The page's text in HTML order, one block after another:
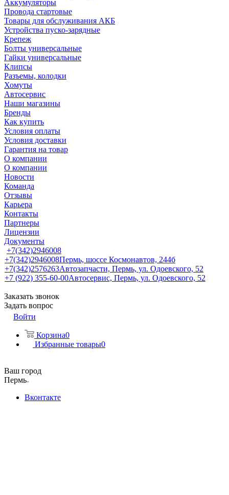
Аккумуляторы
Провода стартовые
Товары для обслуживания АКБ
Устройства пуско-зарядные
Крепеж
Болты универсальные
Гайки универсальные
Клипсы
Разъемы, колодки
Хомуты
Автосервис
Наши магазины
Бренды
Как купить
Условия оплаты
Условия доставки
Гарантия на товар
О компании
О компании
Новости
Команда
Отзывы
Карьера
Контакты
Партнеры
Лицензии
Документы
+7(342)2946008
+7(342)2946008Пермь, шоссе Космонавтов, 244б
+7(342)2576263Автозапчасти, Пермь, ул. Одоевского, 52
+7 (922) 355-60-00Автосервис, Пермь, ул. Одоевского, 52
Заказать звонок
Задать вопрос
Войти
Корзина0
Избранные товары0
Ваш город
Пермь
Вконтакте